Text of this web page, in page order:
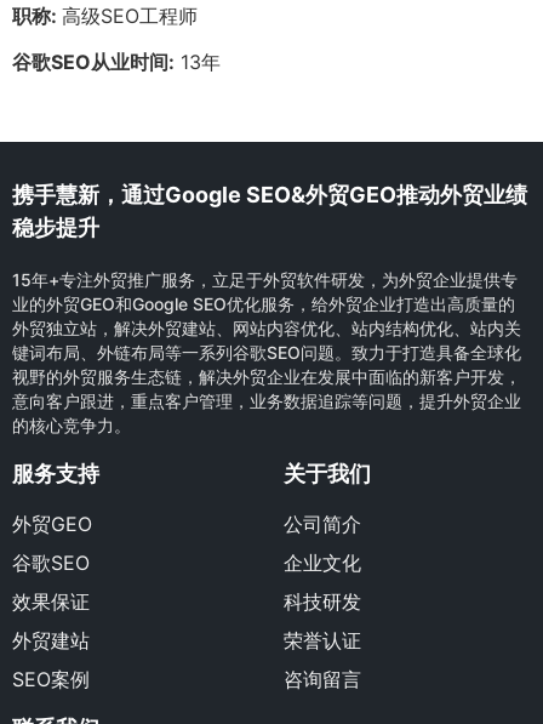
职称: 高级SEO工程师
谷歌SEO从业时间: 13年
携手慧新，通过Google SEO&外贸GEO推动外贸业绩
稳步提升
15年+专注外贸推广服务，立足于外贸软件研发，为外贸企业提供专
业的外贸GEO和Google SEO优化服务，给外贸企业打造出高质量的
外贸独立站，解决外贸建站、网站内容优化、站内结构优化、站内关
键词布局、外链布局等一系列谷歌SEO问题。致力于打造具备全球化
视野的外贸服务生态链，解决外贸企业在发展中面临的新客户开发，
意向客户跟进，重点客户管理，业务数据追踪等问题，提升外贸企业
的核心竞争力。
服务支持
外贸GEO
谷歌SEO
效果保证
外贸建站
SEO案例
关于我们
公司简介
企业文化
科技研发
荣誉认证
咨询留言